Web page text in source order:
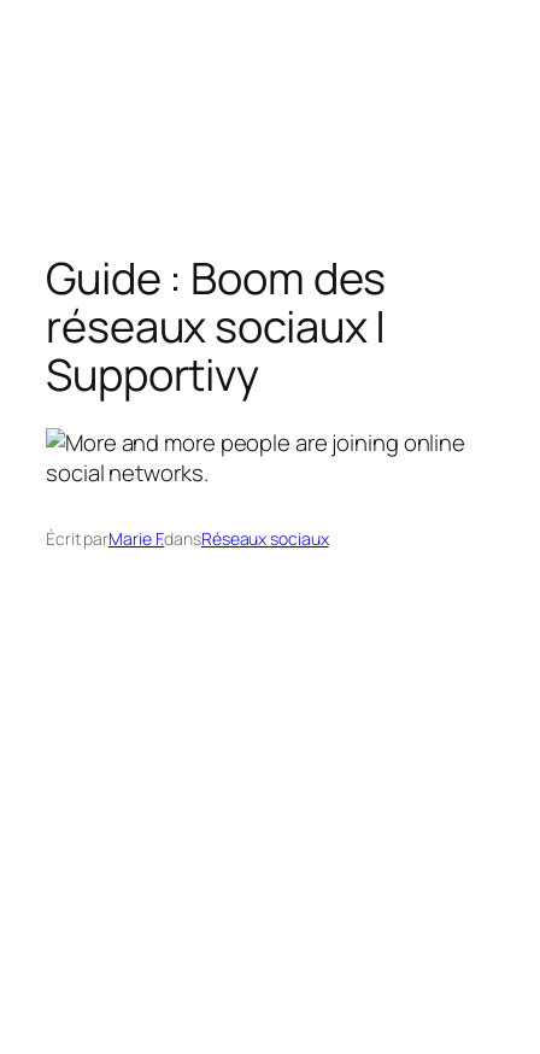
Guide : Boom des
réseaux sociaux |
Supportivy
Écrit parMarie F.dansRéseaux sociaux